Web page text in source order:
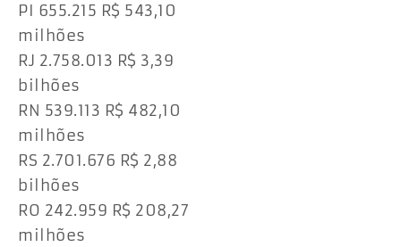
PI 655.215 R$ 543,10
milhões
RJ 2.758.013 R$ 3,39
bilhões
RN 539.113 R$ 482,10
milhões
RS 2.701.676 R$ 2,88
bilhões
RO 242.959 R$ 208,27
milhões